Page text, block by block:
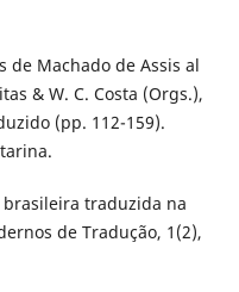
de Machado de Assis al
& W. C. Costa (Orgs.),
(pp. 112-159).
brasileira traduzida na
de Tradução, 1(2),